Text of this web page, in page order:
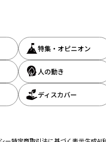
特集・オピニオン
人の動き
ディスカバー